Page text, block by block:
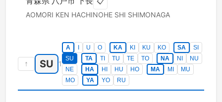
AOMORI KEN HACHINOHE SHI SHIMONAGA
↑ SU 1
A U O KA KI KU KO SA
SI
SU
TA TI TU TE TO NA NI
NU
NE
HA HI HU HO MA MI
MU
MO
YA YO RU